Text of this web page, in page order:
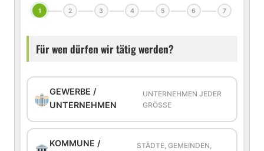
1 2 3 4 5 6 7
Für wen dürfen wir tätig werden?
GEWERBE /
UNTERNEHMEN
UNTERNEHMEN JEDER
GRÖSSE
KOMMUNE /
STÄDTE, GEMEINDEN,